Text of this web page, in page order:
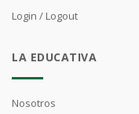
Login / Logout
LA EDUCATIVA
Nosotros